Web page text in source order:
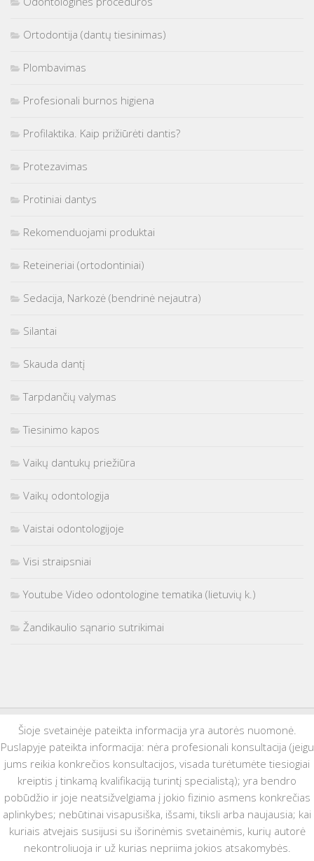
Ortodontija (dantų tiesinimas)
Plombavimas
Profesionali burnos higiena
Profilaktika. Kaip prižiūrėti dantis?
Protezavimas
Protiniai dantys
Rekomenduojami produktai
Reteineriai (ortodontiniai)
Sedacija, Narkozė (bendrinė nejautra)
Silantai
Skauda dantį
Tarpdančių valymas
Tiesinimo kapos
Vaikų dantukų priežiūra
Vaikų odontologija
Vaistai odontologijoje
Visi straipsniai
Youtube Video odontologine tematika (lietuvių k.)
Žandikaulio sąnario sutrikimai
Šioje svetainėje pateikta informacija yra autorės nuomonė.
Puslapyje pateikta informacija: nėra profesionali konsultacija (jeigu
jums reikia konkrečios konsultacijos, visada turėtumėte tiesiogiai
kreiptis į tinkamą kvalifikaciją turintį specialistą); yra bendro
pobūdžio ir joje neatsižvelgiama į jokio fizinio asmens konkrečias
aplinkybes; nebūtinai visapusiška, išsami, tiksli arba naujausia; kai
kuriais atvejais susijusi su išorinėmis svetainėmis, kurių autorė
nekontroliuoja ir už kurias nepriima jokios atsakomybės.